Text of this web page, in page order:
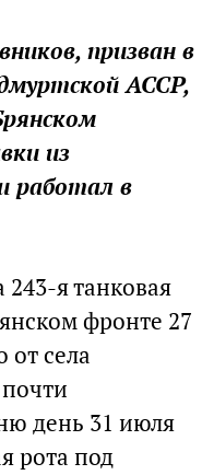
призван в
АССР,
из
работал в
я танковая
фронте 27
от села
день 31 июля
рота под